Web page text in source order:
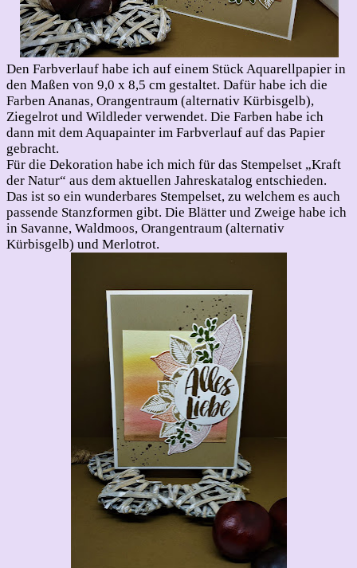
Den Farbverlauf habe ich auf einem Stück Aquarellpapier in
den Maßen von 9,0 x 8,5 cm gestaltet. Dafür habe ich die
Farben Ananas, Orangentraum (alternativ Kürbisgelb),
Ziegelrot und Wildleder verwendet. Die Farben habe ich
dann mit dem Aquapainter im Farbverlauf auf das Papier
gebracht.
Für die Dekoration habe ich mich für das Stempelset „Kraft
der Natur“ aus dem aktuellen Jahreskatalog entschieden.
Das ist so ein wunderbares Stempelset, zu welchem es auch
passende Stanzformen gibt. Die Blätter und Zweige habe ich
in Savanne, Waldmoos, Orangentraum (alternativ
Kürbisgelb) und Merlotrot.